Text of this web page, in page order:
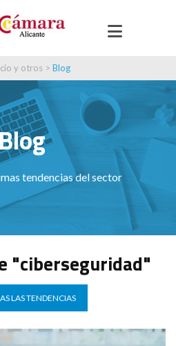
y otros > Blog
tendencias del sector
"ciberseguridad"
LAS TENDENCIAS